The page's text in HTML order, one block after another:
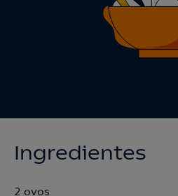
Ingredientes
2 ovos